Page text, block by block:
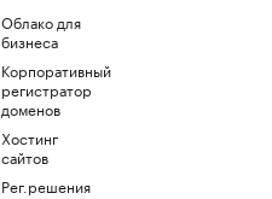
Облако для
бизнеса
Корпоративный
регистратор
доменов
Хостинг
сайтов
Рег.решения